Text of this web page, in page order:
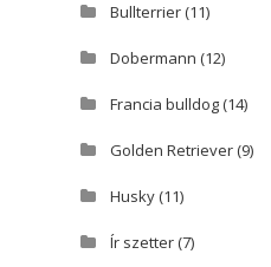
Bullterrier(11)
Dobermann (12)
Francia bulldog(14)
Golden Retriever(9)
Husky(11)
Ír szetter(7)